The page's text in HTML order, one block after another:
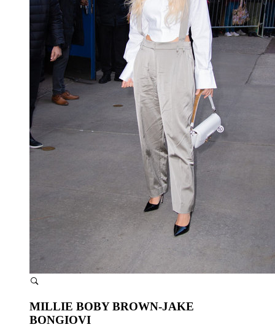
MILLIE BOBY BROWN-JAKE
BONGIOVI